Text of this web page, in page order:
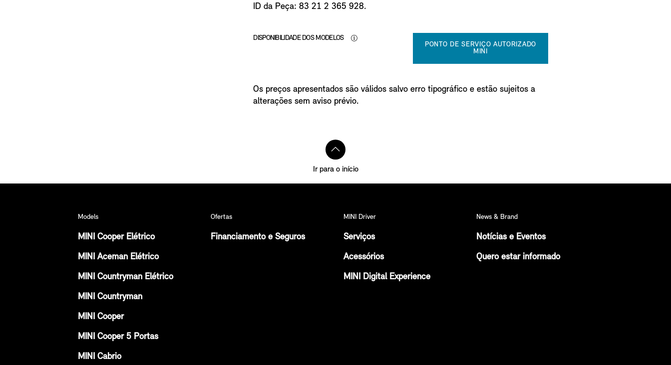
ID da Peça: 83 21 2 365 928.
DISPONIBILIDADE DOS MODELOS
PONTO DE SERVIÇO AUTORIZADO
MINI
Os preços apresentados são válidos salvo erro tipográfico e estão sujeitos a
alterações sem aviso prévio.
Ir para o início
Models
MINI Cooper Elétrico
MINI Aceman Elétrico
MINI Countryman Elétrico
MINI Countryman
MINI Cooper
MINI Cooper 5 Portas
MINI Cabrio
Ofertas
Financiamento e Seguros
MINI Driver
Serviços
Acessórios
MINI Digital Experience
News & Brand
Notícias e Eventos
Quero estar informado